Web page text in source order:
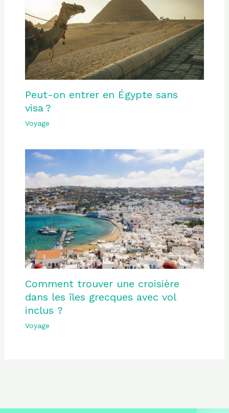
Peut-on entrer en Égypte sans
visa ?
Voyage
Comment trouver une croisière
dans les îles grecques avec vol
inclus ?
Voyage